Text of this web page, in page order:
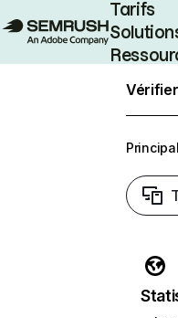
Tarifs
Principal